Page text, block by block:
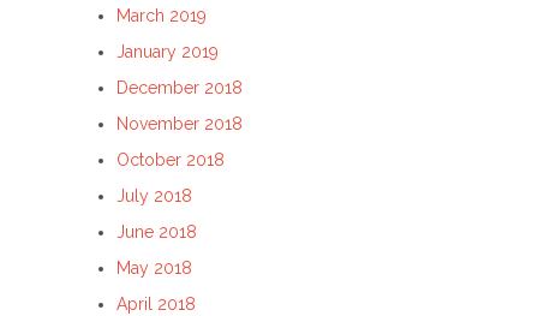
March 2019
January 2019
December 2018
November 2018
October 2018
July 2018
June 2018
May 2018
April 2018